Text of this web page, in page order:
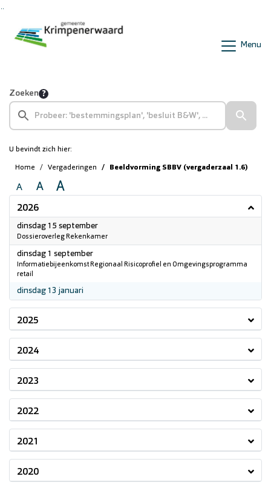
Menu
Zoeken
U bevindt zich hier:
Home Vergaderingen Beeldvorming SBBV (vergaderzaal 1.6)
A A A
2026
dinsdag 15 september2026
Dossieroverleg Rekenkamer
dinsdag 1 september2026
Informatiebijeenkomst Regionaal Risicoprofiel en Omgevingsprogramma
retail
dinsdag 13 januari
2025
2024
2023
2022
2021
2020